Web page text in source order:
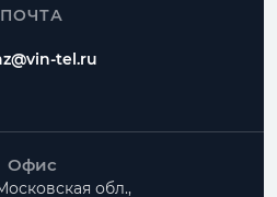
ПОЧТА
tel.ru
Офис
обл.,